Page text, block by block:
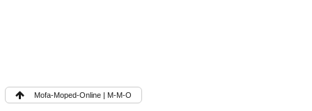
Mofa-Moped-Online | M-M-O